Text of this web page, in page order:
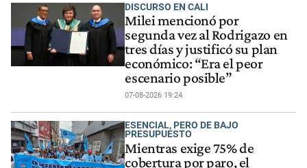
DISCURSO EN CALI
Milei mencionó por
segunda vez al Rodrigazo en
tres días y justificó su plan
económico: “Era el peor
escenario posible”
07-08-2026 19:24
ESENCIAL, PERO DE BAJO
PRESUPUESTO
Mientras exige 75% de
cobertura por paro, el